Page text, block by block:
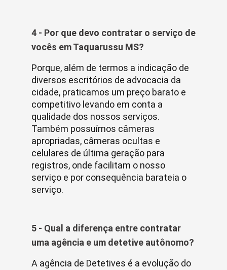
4 - Por que devo contratar o serviço de
vocês em Taquarussu MS?
Porque, além de termos a indicação de
diversos escritórios de advocacia da
cidade, praticamos um preço barato e
competitivo levando em conta a
qualidade dos nossos serviços.
Também possuímos câmeras
apropriadas, câmeras ocultas e
celulares de última geração para
registros, onde facilitam o nosso
serviço e por consequência barateia o
serviço.
5 - Qual a diferença entre contratar
uma agência e um detetive autônomo?
A agência de Detetives é a evolução do